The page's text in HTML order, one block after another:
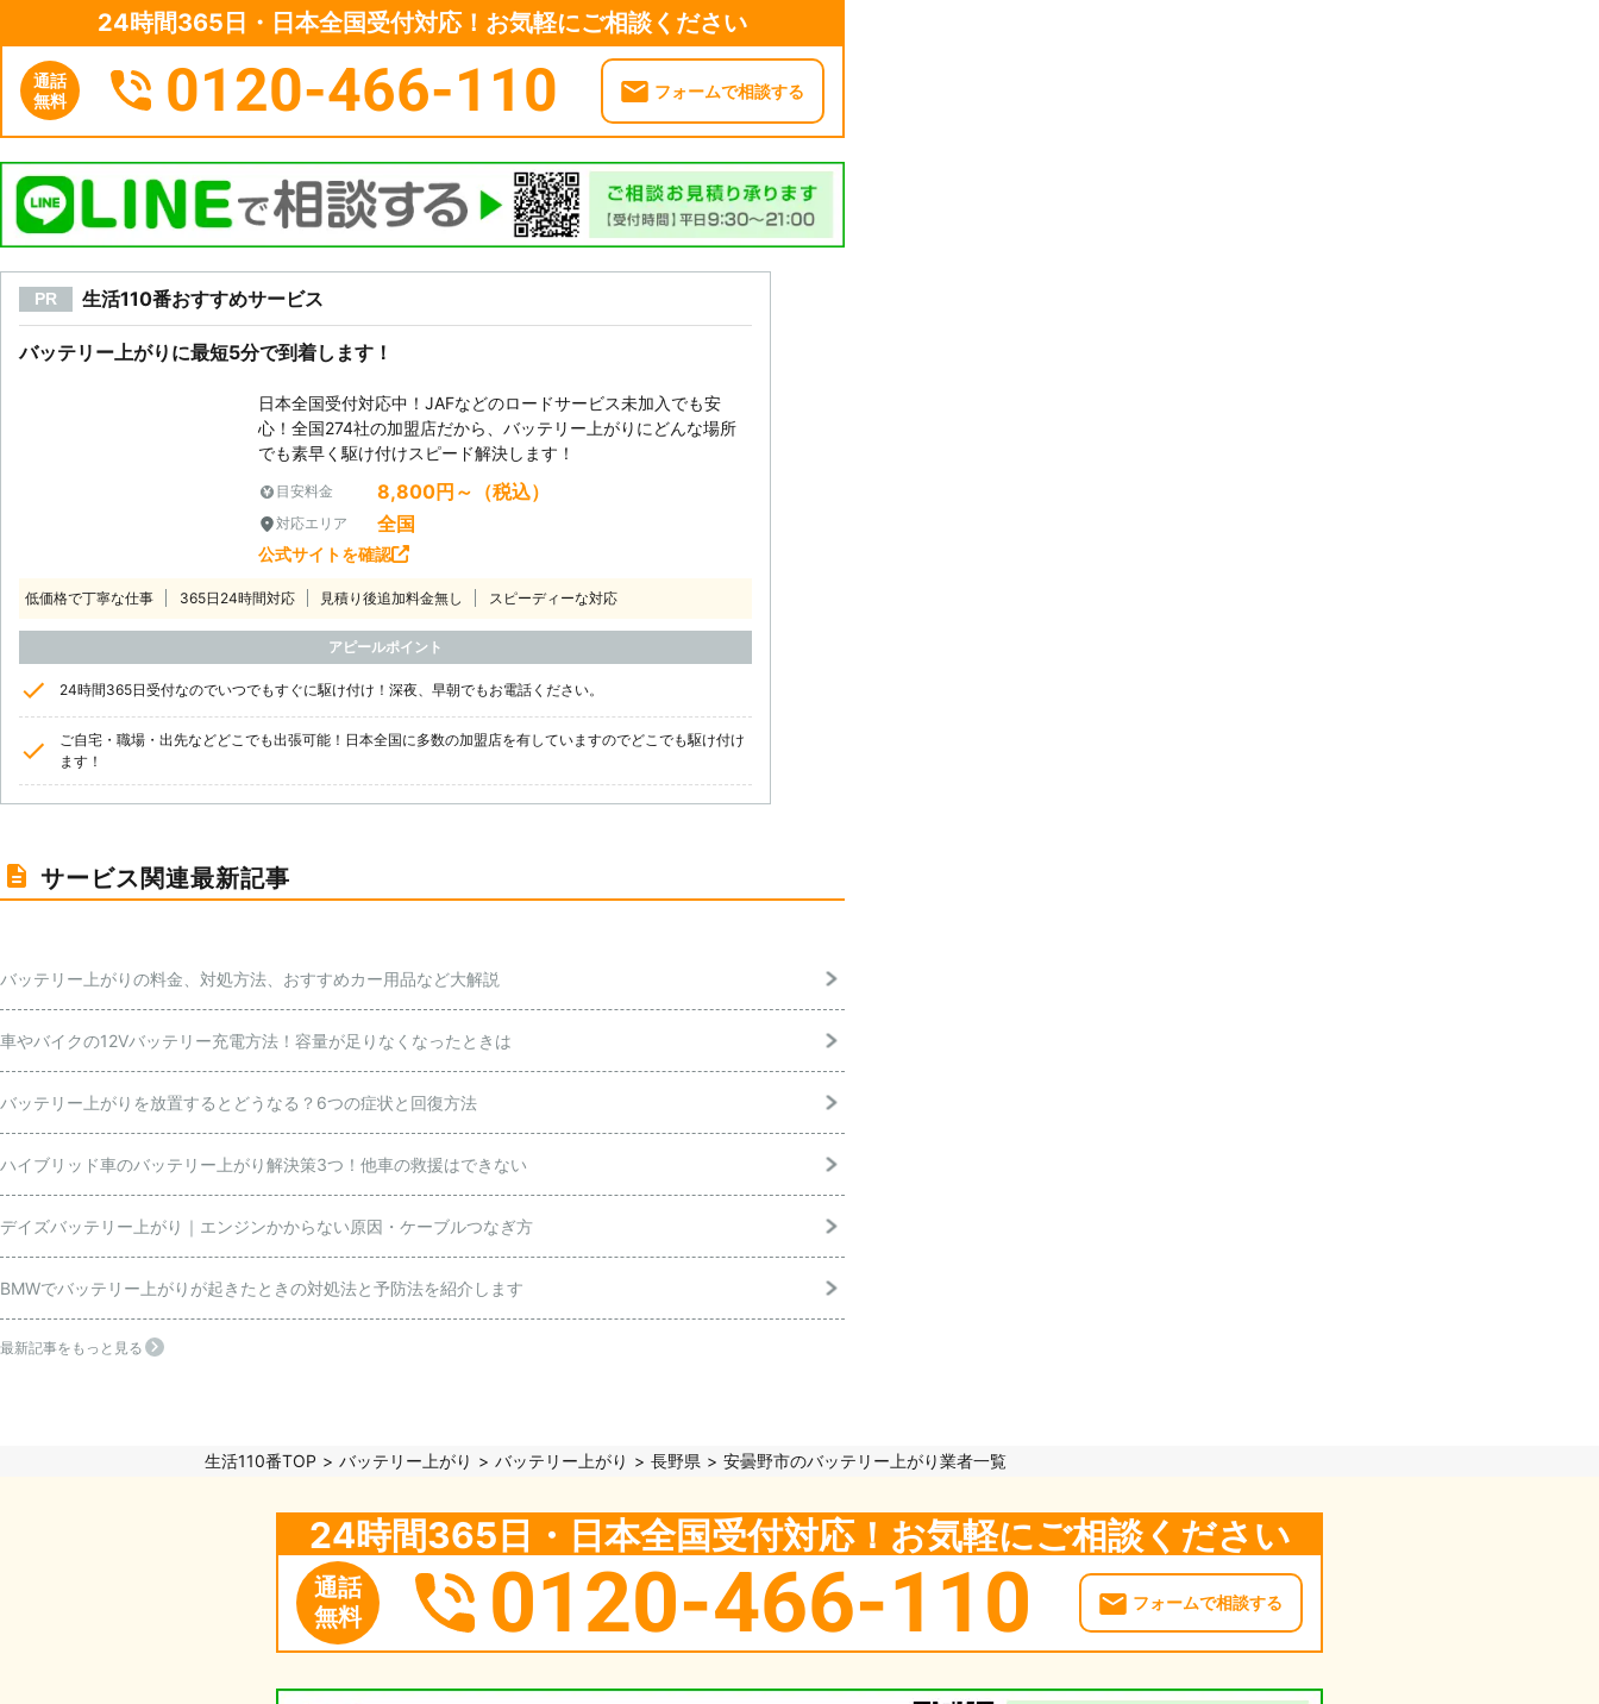
24時間365日・日本全国受付対応！お気軽にご相談ください
通話
無料
0120-466-110 フォームで相談する
PR 生活110番おすすめサービス
バッテリー上がりに最短5分で到着します！
日本全国受付対応中！JAFなどのロードサービス未加入でも安
心！全国274社の加盟店だから、バッテリー上がりにどんな場所
でも素早く駆け付けスピード解決します！
目安料金 8,800円～（税込）
対応エリア 全国
公式サイトを確認
低価格で丁寧な仕事 365日24時間対応 見積り後追加料金無し スピーディーな対応
アピールポイント
24時間365日受付なのでいつでもすぐに駆け付け！深夜、早朝でもお電話ください。
ご自宅・職場・出先などどこでも出張可能！日本全国に多数の加盟店を有していますのでどこでも駆け付け
ます！
サービス関連最新記事
バッテリー上がりの料金、対処方法、おすすめカー用品など大解説
車やバイクの12Vバッテリー充電方法！容量が足りなくなったときは
バッテリー上がりを放置するとどうなる？6つの症状と回復方法
ハイブリッド車のバッテリー上がり解決策3つ！他車の救援はできない
デイズバッテリー上がり｜エンジンかからない原因・ケーブルつなぎ方
BMWでバッテリー上がりが起きたときの対処法と予防法を紹介します
最新記事をもっと見る
生活110番TOP バッテリー上がり バッテリー上がり 長野県 安曇野市のバッテリー上がり業者一覧
24時間365日・日本全国受付対応！お気軽にご相談ください
通話
無料
0120-466-110 フォームで相談する